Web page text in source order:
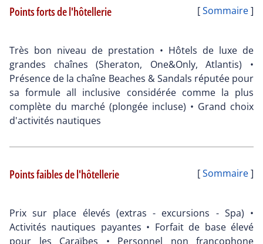
Points forts de l'hôtellerie [Sommaire]
Très bon niveau de prestation • Hôtels de luxe de
grandes chaînes (Sheraton, One&Only, Atlantis) •
Présence de la chaîne Beaches & Sandals réputée pour
sa formule all inclusive considérée comme la plus
complète du marché (plongée incluse) • Grand choix
d'activités nautiques
Points faibles de l'hôtellerie [Sommaire]
Prix sur place élevés (extras - excursions - Spa) •
Activités nautiques payantes • Forfait de base élevé
pour les Caraïbes • Personnel non francophone